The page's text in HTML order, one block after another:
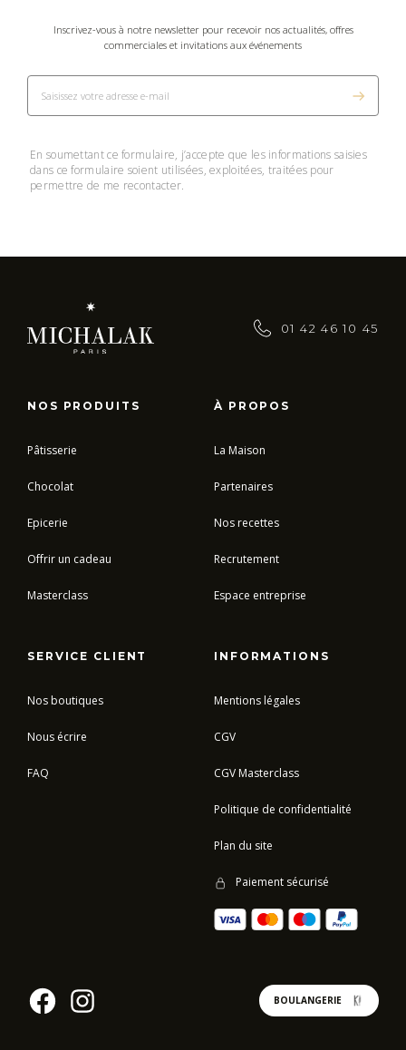
Inscrivez-vous à notre newsletter pour recevoir nos actualités, offres
commerciales et invitations aux événements
En soumettant ce formulaire, j’accepte que les informations saisies
dans ce formulaire soient utilisées, exploitées, traitées pour
permettre de me recontacter.
01 42 46 10 45
NOS PRODUITS
Pâtisserie
Chocolat
Epicerie
Offrir un cadeau
Masterclass
À PROPOS
La Maison
Partenaires
Nos recettes
Recrutement
Espace entreprise
SERVICE CLIENT
Nos boutiques
Nous écrire
FAQ
INFORMATIONS
Mentions légales
CGV
CGV Masterclass
Politique de confidentialité
Plan du site
Paiement sécurisé
BOULANGERIE